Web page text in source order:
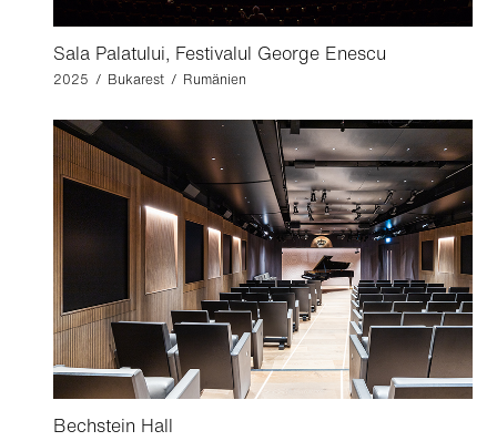
Sala Palatului, Festivalul George Enescu
2025 / Bukarest / Rumänien
Bechstein Hall